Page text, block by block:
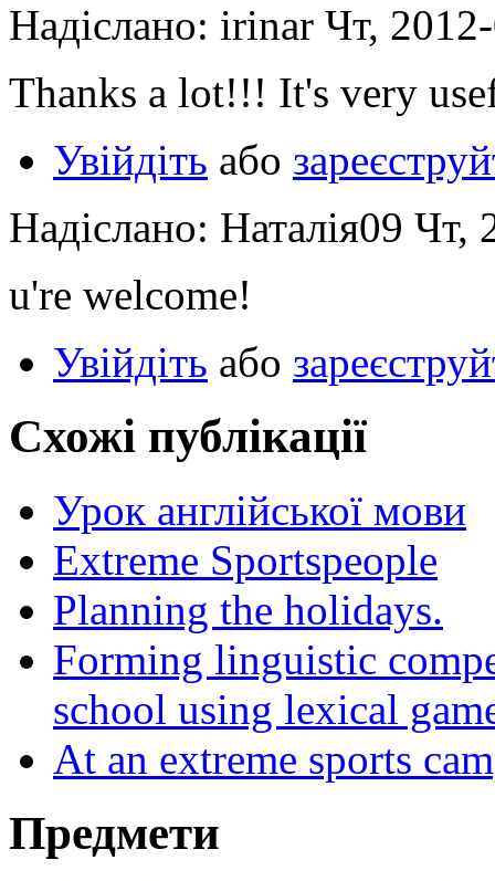
Надіслано: irinar Чт,
Thanks a lot!!! It's very
Увійдіть або
Надіслано: Наталія09
u're welcome!
Увійдіть або
Схожі публікації
Урок англійської мови
Extreme Sportspeople
Planning the holidays.
Forming linguistic
school using lexical
At an extreme sports
Предмети